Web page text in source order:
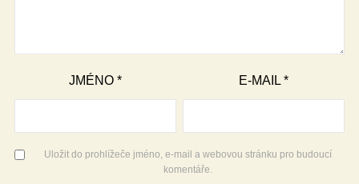
JMÉNO * E-MAIL*
Uložit do prohlížeče jméno, e-mail a webovou stránku pro budoucí
komentáře.